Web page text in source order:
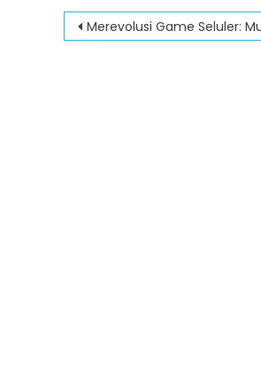
Post
Merevolusi Game Seluler: